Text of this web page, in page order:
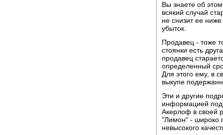
Вы знаете об
всякий случай
не снизит ее
убыток.
Продавец - тоже
стоянки есть
продавец
определенный
Для этого ему, в
выкупе
Эти и другие
информацией
Акерлоф в своей
"Лимон" - широко
невысокого